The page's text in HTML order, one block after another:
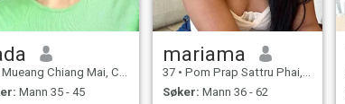
Mueang Chiang Mai, Chiang Mai, Thailand
Mann 35 - 45
mariama
37 • Pom Prap Sattru Phai, Bangkok, Thailand
Søker: Mann 36 - 62